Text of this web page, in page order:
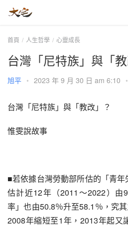
首頁 人生哲學 心靈成長
台灣「尼特族」與「
旭平 • 2023 年 9 月 30 日 am 6:10 •
台灣「尼特族」與「教改」？
惟雯說故事
■若依據台灣勞動部所估的「青年
估計近12年（2011～2022）由
率」也由50.8％升至58.1％，究
2008年縮短至1年，2013年起又